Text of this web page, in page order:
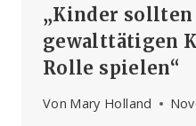
„Kinder
gewalttätigen
Rolle spielen“
Von Mary Holland